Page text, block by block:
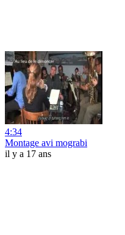
4:34
Montage avi mograbi
il y a 17 ans